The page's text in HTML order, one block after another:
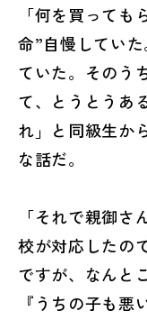
「何を買って
命”自慢してい
ていた。そのう
て、とうとうあ
れ」と同級生か
な話だ。
「それで親御
校が対応したの
ですが、なんと
『うちの子も